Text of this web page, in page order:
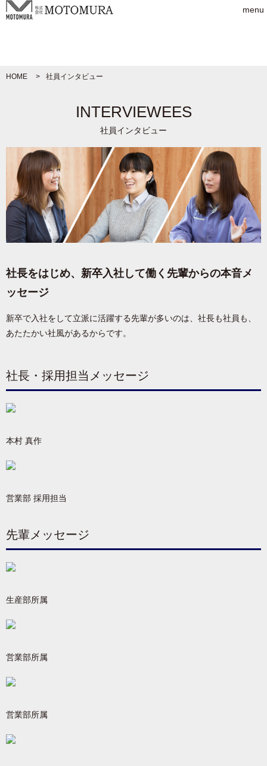
menu
HOME 社員インタビュー
INTERVIEWEES
社員インタビュー
社長をはじめ、新卒入社して働く先輩からの本音メ
ッセージ
新卒で入社をして立派に活躍する先輩が多いのは、社長も社員も、
あたたかい社風があるからです。
社長・採用担当メッセージ
本村 真作
営業部 採用担当
先輩メッセージ
生産部所属
営業部所属
営業部所属